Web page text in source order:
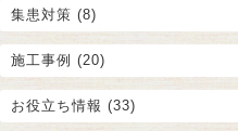
集患対策 (8)
施工事例 (20)
お役立ち情報 (33)